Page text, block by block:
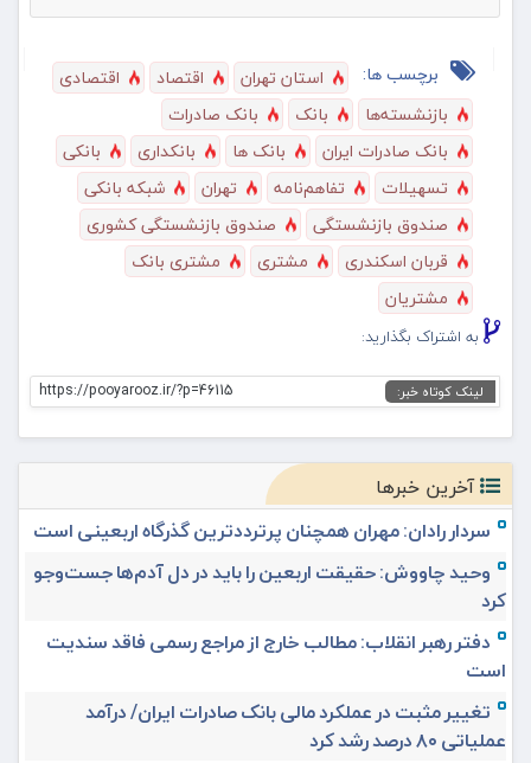
برچسب ها: استان تهران اقتصاد
اقتصادی
بازنشسته‌ها
بانک
بانک صادرات
بانک صادرات ایران
بانک ها بانکداری
بانکی
تسهیلات
تفاهم‌نامه تهران
شبکه بانکی
صندوق بازنشستگی
صندوق بازنشستگی کشوری
قربان اسکندری
مشتری
مشتری بانک
مشتریان
به اشتراک بگذارید:
لینک کوتاه خبر: https://pooyarooz.ir/?p=46115
آخرین خبرها
سردار رادان: مهران همچنان پرترددترین گذرگاه اربعینی است
وحید چاووش: حقیقت اربعین را باید در دل آدم‌ها جست‌وجو
کرد
دفتر رهبر انقلاب: مطالب خارج از مراجع رسمی فاقد سندیت
است
تغییر مثبت در عملکرد مالی بانک صادرات ایران/ درآمد
عملیاتی ۸۰ درصد رشد کرد